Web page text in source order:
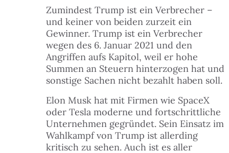
Zumindest Trump ist ein Verbrecher –
und keiner von beiden zurzeit ein
Gewinner. Trump ist ein Verbrecher
wegen des 6. Januar 2021 und den
Angriffen aufs Kapitol, weil er hohe
Summen an Steuern hinterzogen hat und
sonstige Sachen nicht bezahlt haben soll.
Elon Musk hat mit Firmen wie SpaceX
oder Tesla moderne und fortschrittliche
Unternehmen gegründet. Sein Einsatz im
Wahlkampf von Trump ist allerding
kritisch zu sehen. Auch ist es aller